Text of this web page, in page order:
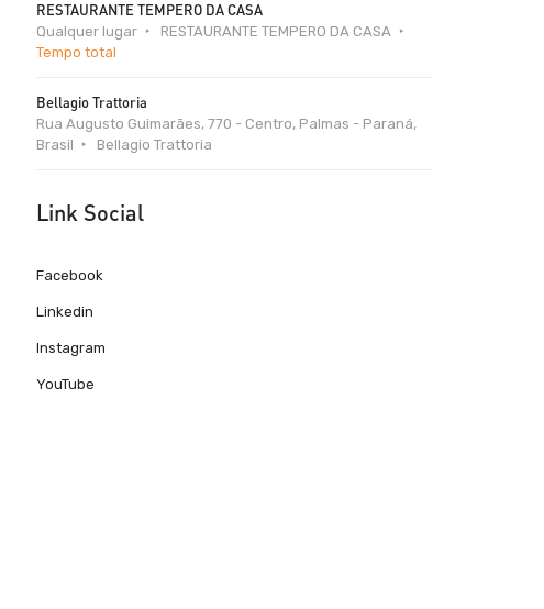
RESTAURANTE TEMPERO DA CASA
Qualquer lugar
RESTAURANTE TEMPERO DA CASA
Tempo total
Bellagio Trattoria
Rua Augusto Guimarães, 770 - Centro, Palmas - Paraná,
Brasil
Bellagio Trattoria
Link Social
Facebook
Linkedin
Instagram
YouTube